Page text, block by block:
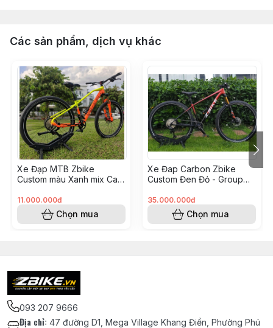
Các sản phẩm, dịch vụ khác
Xe Đạp MTB Zbike
Custom màu Xanh mix Cam
KH8248205)
11.000.000đ
Chọn mua
Xe Đap Carbon Zbike
Custom Đen Đỏ - Group
Tiêu KH8248211)
35.000.000đ
Chọn mua
093 207 9666
Địa chỉ: 47 đường D1, Mega Village Khang Điền, Phường Phú